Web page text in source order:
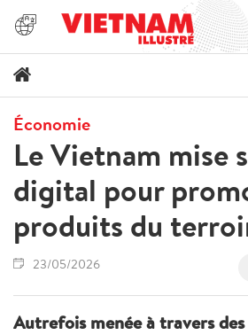
Économie
Le Vietnam mise
digital pour
produits du
23/05/2026
Autrefois menée à travers